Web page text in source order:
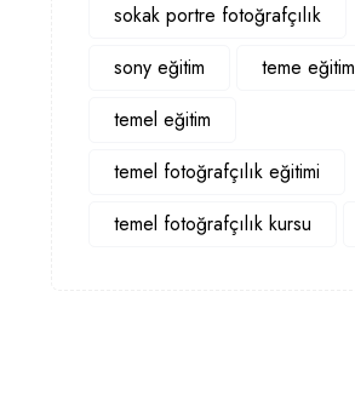
sokak portre fotoğrafçılık
sony eğitim
teme eğitim
temel eğitim
temel fotoğrafçılık eğitimi
temel fotoğrafçılık kursu